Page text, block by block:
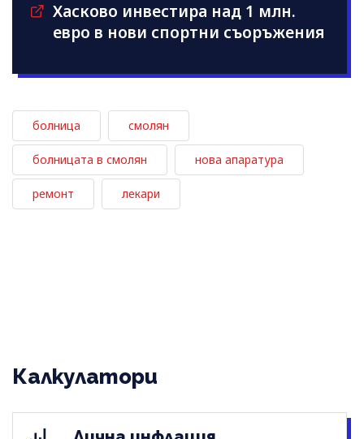
Хасково инвестира над 1 млн.
евро в нови спортни съоръжения
болница смолян
болницата в смолян нова апаратура
ремонт лекари
Калкулатори